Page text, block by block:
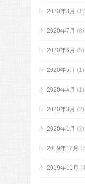
2020年8月
2020年7月 (8)
2020年6月 (5)
2020年5月 (1)
2020年4月 (1)
2020年3月 (2)
2020年1月 (3)
2019年12月
2019年11月